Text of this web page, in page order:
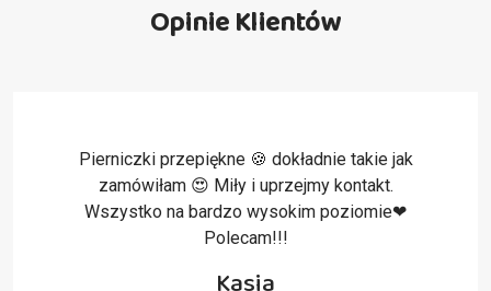
Opinie Klientów
Pierniczki przepiękne 🍪 dokładnie takie jak
zamówiłam 😍 Miły i uprzejmy kontakt.
Wszystko na bardzo wysokim poziomie❤
Polecam!!!